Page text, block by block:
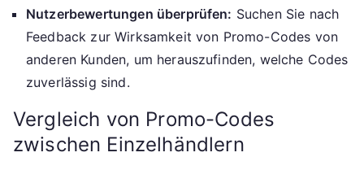
Nutzerbewertungen überprüfen: Suchen Sie nach
Feedback zur Wirksamkeit von Promo-Codes von
anderen Kunden, um herauszufinden, welche Codes
zuverlässig sind.
Vergleich von Promo-Codes
zwischen Einzelhändlern